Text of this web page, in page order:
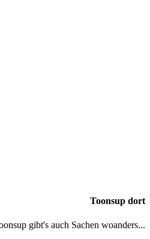
Toonsup dort
gibt's auch Sachen woanders...